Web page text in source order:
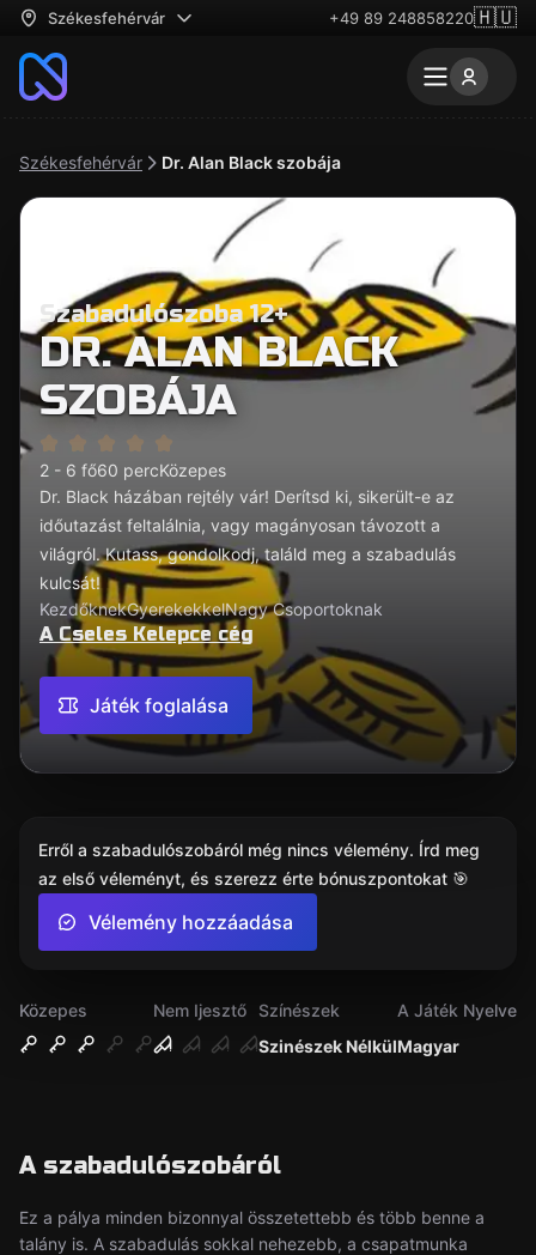
Székesfehérvár +49 89 248858220🇭🇺
Székesfehérvár Dr. Alan Black szobája
Szabadulószoba 12+
DR. ALAN BLACK
SZOBÁJA
2 - 6 fő60 percKözepes
Dr. Black házában rejtély vár! Derítsd ki, sikerült-e az
időutazást feltalálnia, vagy magányosan távozott a
világról. Kutass, gondolkodj, találd meg a szabadulás
kulcsát!
KezdőknekGyerekekkelNagy Csoportoknak
A Cseles Kelepce cég
Játék foglalása
Közepes
Nem Ijesztő
Szinészek Nélkül
Színészek
Magyar
A Játék Nyelve
A szabadulószobáról
Ez a pálya minden bizonnyal összetettebb és több benne a
talány is. A szabadulás sokkal nehezebb, a csapatmunka
Erről a szabadulószobáról még nincs vélemény. Írd meg
az első véleményt, és szerezz érte bónuszpontokat 🎯
Vélemény hozzáadása